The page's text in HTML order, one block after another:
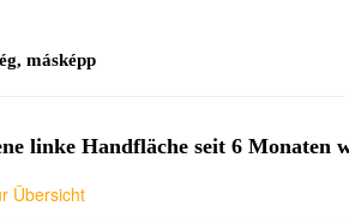
másképp
linke Handfläche seit 6 Monaten
Übersicht